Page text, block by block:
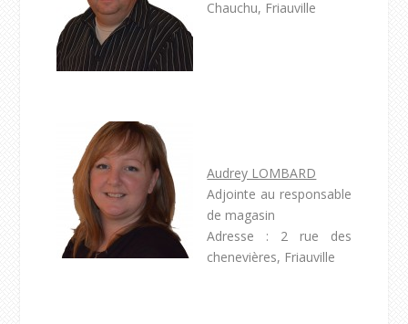
Chauchu, Friauville
Audrey LOMBARD
Adjointe au responsable
de magasin
Adresse : 2 rue des
chenevières, Friauville